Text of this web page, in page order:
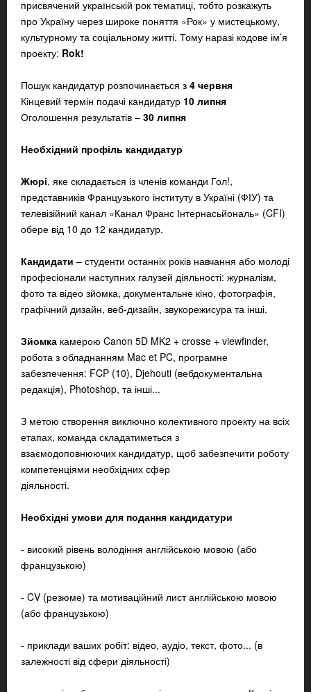
присвячений українській рок тематиці, тобто розкажуть
про Україну через широке поняття «Рок» у мистецькому,
культурному та соціальному житті. Тому наразі кодове ім’я
проекту: Rok!
Пошук кандидатур розпочинається з 4 червня
Кінцевий термін подачі кандидатур 10 липня
Оголошення результатів – 30 липня
Необхідний профіль кандидатур
Жюрі, яке складається із членів команди Гол!,
представників Французького інституту в Україні (ФІУ) та
телевізійний канал «Канал Франс Інтернасьйональ» (CFI)
обере від 10 до 12 кандидатур.
Кандидати – студенти останніх років навчання або молоді
професіонали наступних галузей діяльності: журналізм,
фото та відео зйомка, документальне кіно, фотографія,
графічний дизайн, веб-дизайн, звукорежисура та інші.
Зйомка камерою Canon 5D MK2 + crosse + viewfinder,
робота з обладнанням Mac et PC, програмне
забезпечення: FCP (10), Djehouti (вебдокументальна
редакція), Photoshop, та інші...
З метою створення виключно колективного проекту на всіх
етапах, команда складатиметься з
взаємодоповнюючих кандидатур, щоб забезпечити роботу
компетенціями необхідних сфер
діяльності.
Необхідні умови для подання кандидатури
- високий рівень володіння англійською мовою (або
французькою)
- CV (резюме) та мотиваційний лист англійською мовою
(або французькою)
- приклади ваших робіт: відео, аудіо, текст, фото... (в
залежності від сфери діяльності)